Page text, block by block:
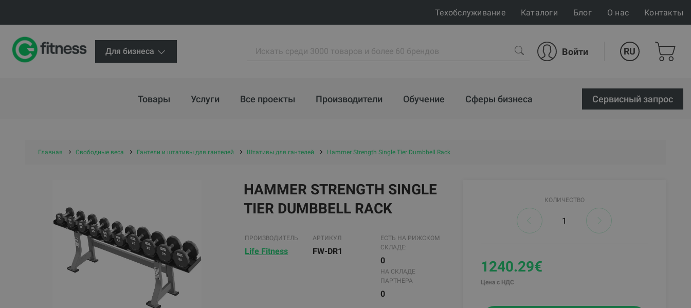
Техобслуживание Каталоги Блог О нас Контакты
Для бизнеса Войти RU
Товары Услуги Все проекты Производители Обучение Сферы бизнеса Cервисный запрос
Главная Свободные веса Гантели и штативы для гантелей Штативы для гантелей Hammer Strength Single Tier Dumbbell Rack
HAMMER STRENGTH SINGLE
TIER DUMBBELL RACK
ПРОИЗВОДИТЕЛЬ
Life Fitness
АРТИКУЛ
FW-DR1
ЕСТЬ НА РИЖСКОМ
СКЛАДЕ:
0
НА СКЛАДЕ
ПАРТНЕРА
0
КОЛИЧЕСТВО
1240.29€
Цена с НДС